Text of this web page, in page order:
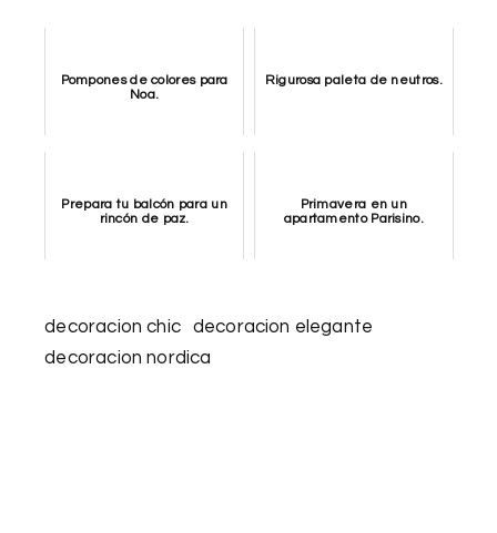
Pompones de colores para
Noa.
Rigurosa paleta de neutros.
Prepara tu balcón para un
rincón de paz.
Primavera en un
apartamento Parisino.
decoracion chic
decoracion elegante
decoracion nordica